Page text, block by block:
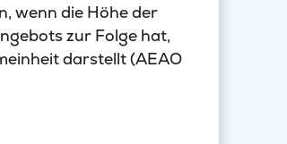
wenn die Höhe der
zur Folge hat,
darstellt (AEAO